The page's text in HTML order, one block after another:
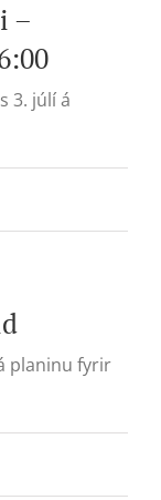
–
3. júlí á
planinu fyrir